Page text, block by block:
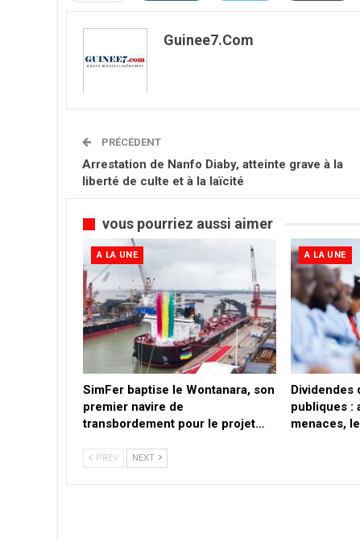
Guinee7.com
PRÉCÉDENT
Arrestation de Nanfo Diaby, atteinte grave à la
liberté de culte et à la laïcité
vous pourriez aussi aimer
A LA UNE
SimFer baptise le Wontanara, son
premier navire de
transbordement pour le projet…
A LA UNE
Dividendes
publiques :
menaces,
PREV NEXT